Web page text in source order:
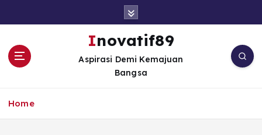
Inovatif89
Aspirasi Demi Kemajuan
Bangsa
Home